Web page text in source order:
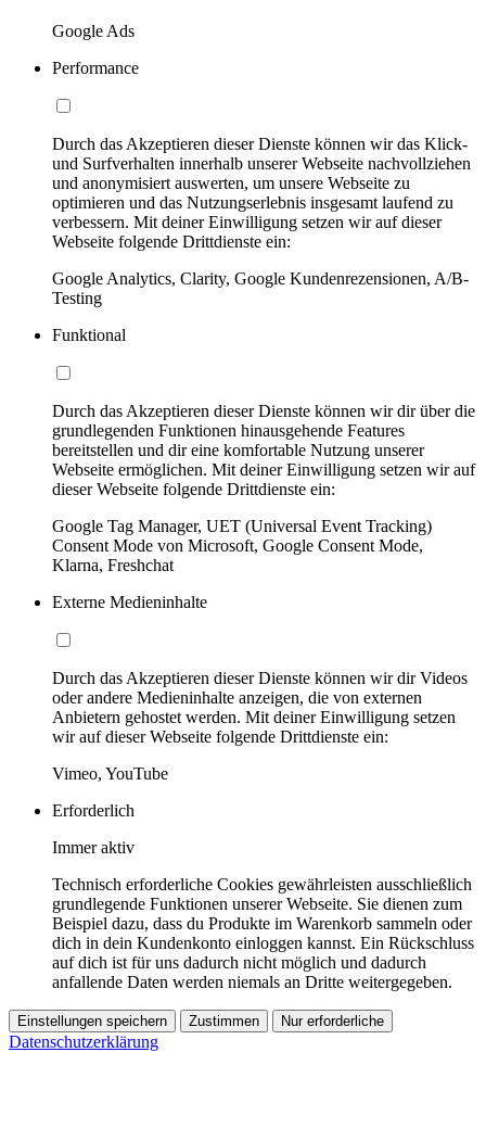
Google Ads
Performance
Durch das Akzeptieren dieser Dienste können wir das Klick-
und Surfverhalten innerhalb unserer Webseite nachvollziehen
und anonymisiert auswerten, um unsere Webseite zu
optimieren und das Nutzungserlebnis insgesamt laufend zu
verbessern. Mit deiner Einwilligung setzen wir auf dieser
Webseite folgende Drittdienste ein:
Google Analytics, Clarity, Google Kundenrezensionen, A/B-
Testing
Funktional
Durch das Akzeptieren dieser Dienste können wir dir über die
grundlegenden Funktionen hinausgehende Features
bereitstellen und dir eine komfortable Nutzung unserer
Webseite ermöglichen. Mit deiner Einwilligung setzen wir auf
dieser Webseite folgende Drittdienste ein:
Google Tag Manager, UET (Universal Event Tracking)
Consent Mode von Microsoft, Google Consent Mode,
Klarna, Freshchat
Externe Medieninhalte
Durch das Akzeptieren dieser Dienste können wir dir Videos
oder andere Medieninhalte anzeigen, die von externen
Anbietern gehostet werden. Mit deiner Einwilligung setzen
wir auf dieser Webseite folgende Drittdienste ein:
Vimeo, YouTube
Erforderlich
Immer aktiv
Technisch erforderliche Cookies gewährleisten ausschließlich
grundlegende Funktionen unserer Webseite. Sie dienen zum
Beispiel dazu, dass du Produkte im Warenkorb sammeln oder
dich in dein Kundenkonto einloggen kannst. Ein Rückschluss
auf dich ist für uns dadurch nicht möglich und dadurch
anfallende Daten werden niemals an Dritte weitergegeben.
Einstellungen speichern Zustimmen Nur erforderliche
Datenschutzerklärung